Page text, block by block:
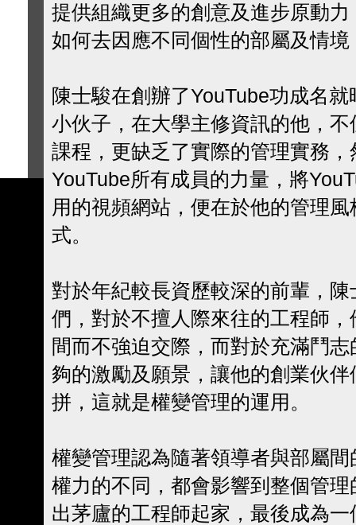
提供組織更多的創意及進步原動
如何去因應不同個性的部屬及情
陳士駿在創辦了YouTube功成名
小伙子，在大學主修資訊的他，
課程，更缺乏了實際的管理實務
YouTube所有成員的力量，將
用的視頻網站，便在於他的管理
式。
對於年紀較長資歷較深的前輩，
們，對於不擅人際來往的工程師
間而不強迫交際，而對於充滿鬥
夠的激勵及願景，讓他的創業伙
拼，這就是權變管理的運用。
權變管理認為隨著領導者與部屬
權力的不同，都會影響到整個管
出茅廬的工程師起家，最後成為